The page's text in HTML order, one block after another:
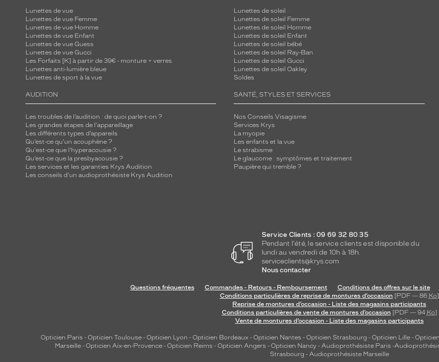
Lunettes de vue
Lunettes de vue Femme
Lunettes de vue Homme
Lunettes de vue Enfant
Lunettes de vue Guess
Lunettes de vue Gucci
Les Forfaits [K] à partir de 39€ - monture + verres
Lunettes anti-lumière bleue
Lunettes de sport à la vue
Lunettes de soleil
Lunettes de soleil Femme
Lunettes de soleil Homme
Lunettes de soleil Enfant
Lunettes de soleil bébé
Lunettes de soleil Ray-Ban
Lunettes de soleil Gucci
Lunettes de soleil Oakley
Soldes
AUDITION
Les troubles de l’audition : de quoi parle-t-on ?
Les grandes étapes de l'appareillage
Les différents types d’appareils
Qu’est-ce qu'un acouphène ?
Qu'est-ce que l'hyperacousie ?
Qu’est-ce que la presbyacousie ?
Les services et les garanties Krys Audition
Les conseils d'un audioprothésiste Krys Audition
SANTÉ, STYLES ET SERVICES
Nos Conseils Visagisme
Services Krys
La myopie
Les enfants et la vue
Le strabisme
Le glaucome : symptômes et traitement
Paupière qui tremble ?
Service Clients : 09 69 32 80 35
Pendant l'été, le service clients est disponible du
lundi au vendredi de 10h à 18h.
serviceclients@krys.com
Nous contacter
Questions fréquentes Commandes - Retours - Remboursement Conditions des offres sur le site
Conditions particulières de reprise de montures d’occasion [PDF — 86 Ko]
Reprise de montures d’occasion - Liste des magasins participants
Conditions particulières de vente de montures d’occasion [PDF — 94 Ko]
Vente de montures d’occasion - Liste des magasins participants
Opticien Paris - Opticien Toulouse - Opticien Lyon - Opticien Bordeaux - Opticien Nantes - Opticien Strasbourg - Opticien Lille -
Marseille - Opticien Aix-en-Provence - Opticien Reims - Opticien Angers - Opticien Nancy - Audioprothésiste Paris -
Strasbourg - Audioprothésiste Marseille